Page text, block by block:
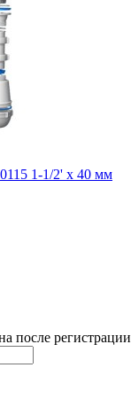
1-1/2' х 40 мм
после регистрации